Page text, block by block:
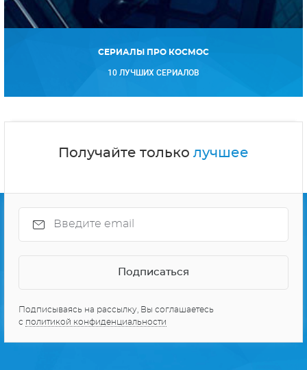
СЕРИАЛЫ ПРО КОСМОС
10 ЛУЧШИХ СЕРИАЛОВ
Получайте только лучшее
Подписываясь на рассылку, Вы соглашаетесь
с политикой конфиденциальности